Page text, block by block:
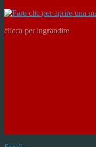
clicca per ingrandire